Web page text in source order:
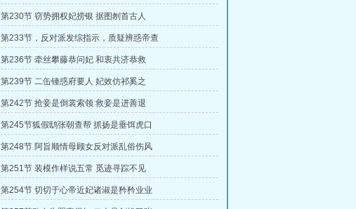
第230节 窃势拥权妃捞银 据图刎首古人
第233节，反对派发综指示，质疑辨惑帝查
第236节 牵丝攀藤恭问妃 和衷共济恭救
第239节 二缶锺惑府要人 妃效仿祁奚之
第242节 抢妾是倒裳索领 救妾是进善退
第245节狐假鸱张朝查帮 抓扬是垂饵虎口
第248节 阿旨顺情母顾女反对派乱俗伤风
第251节 装模作样说五常 觅迹寻踪不见
第254节 切切于心帝近妃诸淑是矜矜业业